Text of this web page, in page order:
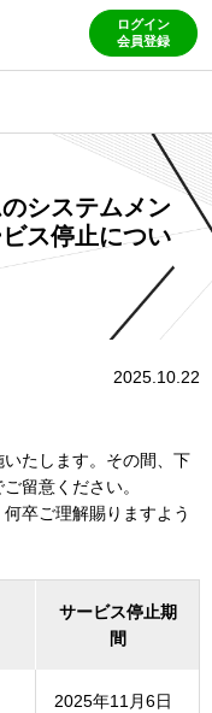
ログイン
会員登録
システムメン
ス停止につい
2025.10.22
たします。その間、下
留意ください。
卒ご理解賜りますよう
サービス停止期
間
2025年11月6日